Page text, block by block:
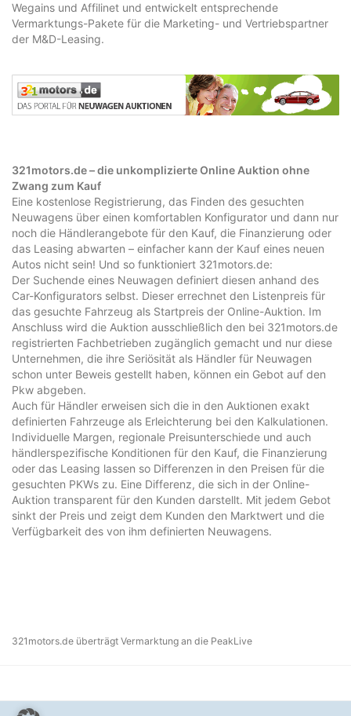
Wegains und Affilinet und entwickelt entsprechende
Vermarktungs-Pakete für die Marketing- und Vertriebspartner
der M&D-Leasing.
321motors.de – die unkomplizierte Online Auktion ohne
Zwang zum Kauf
Eine kostenlose Registrierung, das Finden des gesuchten
Neuwagens über einen komfortablen Konfigurator und dann nur
noch die Händlerangebote für den Kauf, die Finanzierung oder
das Leasing abwarten – einfacher kann der Kauf eines neuen
Autos nicht sein! Und so funktioniert 321motors.de:
Der Suchende eines Neuwagen definiert diesen anhand des
Car-Konfigurators selbst. Dieser errechnet den Listenpreis für
das gesuchte Fahrzeug als Startpreis der Online-Auktion. Im
Anschluss wird die Auktion ausschließlich den bei 321motors.de
registrierten Fachbetrieben zugänglich gemacht und nur diese
Unternehmen, die ihre Seriösität als Händler für Neuwagen
schon unter Beweis gestellt haben, können ein Gebot auf den
Pkw abgeben.
Auch für Händler erweisen sich die in den Auktionen exakt
definierten Fahrzeuge als Erleichterung bei den Kalkulationen.
Individuelle Margen, regionale Preisunterschiede und auch
händlerspezifische Konditionen für den Kauf, die Finanzierung
oder das Leasing lassen so Differenzen in den Preisen für die
gesuchten PKWs zu. Eine Differenz, die sich in der Online-
Auktion transparent für den Kunden darstellt. Mit jedem Gebot
sinkt der Preis und zeigt dem Kunden den Marktwert und die
Verfügbarkeit des von ihm definierten Neuwagens.
321motors.de überträgt Vermarktung an die PeakLive